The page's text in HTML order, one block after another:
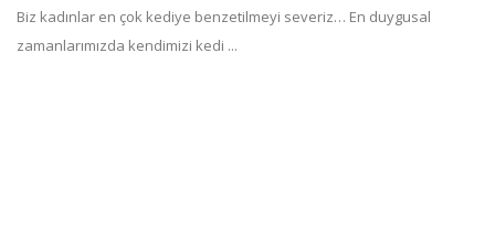
Biz kadınlar en çok kediye benzetilmeyi severiz… En duygusal
zamanlarımızda kendimizi kedi ...